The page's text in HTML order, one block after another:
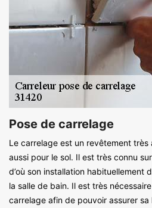
Pose de carrelage
Le carrelage est un revêtement
aussi pour le sol. Il est très connu
d’où son installation habituellement
la salle de bain. Il est très
carrelage afin de pouvoir assurer